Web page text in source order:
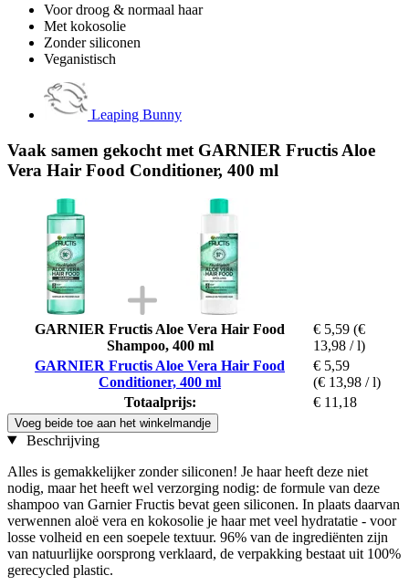
Voor droog & normaal haar
Met kokosolie
Zonder siliconen
Veganistisch
Leaping Bunny
Vaak samen gekocht met GARNIER Fructis Aloe
Vera Hair Food Conditioner, 400 ml
GARNIER Fructis Aloe Vera Hair Food
Shampoo, 400 ml
€ 5,59 (€
13,98 / l)
GARNIER Fructis Aloe Vera Hair Food
Conditioner, 400 ml
€ 5,59
(€ 13,98 / l)
Totaalprijs:
€ 11,18
Voeg beide toe aan het winkelmandje
Beschrijving
Alles is gemakkelijker zonder siliconen! Je haar heeft deze niet
nodig, maar het heeft wel verzorging nodig: de formule van deze
shampoo van Garnier Fructis bevat geen siliconen. In plaats daarvan
verwennen aloë vera en kokosolie je haar met veel hydratatie - voor
losse volheid en een soepele textuur. 96% van de ingrediënten zijn
van natuurlijke oorsprong verklaard, de verpakking bestaat uit 100%
gerecycled plastic.